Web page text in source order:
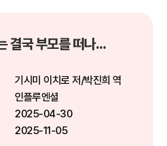
우리는 결국 부모를 떠나보낸다
기시미 이치로 저/박진희 역
인플루엔셜
2025-04-30
2025-11-05